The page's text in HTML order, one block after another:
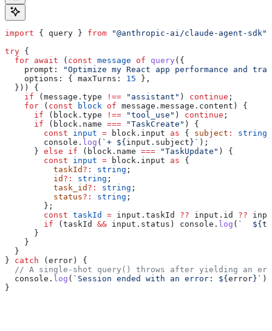
import { query } from "@anthropic-ai/claude-agent-sdk"
try {
  for
await ( const message of query ({
    prompt:
"Optimize my React app performance and
    options:
{ maxTurns: 15 },
  })) {
    if
(message . type !== "assistant" ) continue ;
    for
( const block of message . message . content ) {
      if
( block . type !== "tool_use" ) continue ;
      if
( block . name === "TaskCreate" ) {
        const
input = block . input as { subject : string
        console
. log ( `+ ${input . subject} ` );
      }
else if ( block . name === "TaskUpdate" ) {
        const
input = block . input as {
          taskId
?: string ;
          id
?: string ;
          task_id
?: string ;
          status
?: string ;
        };
        const
taskId = input . taskId ?? input . id ??
        if
(taskId && input . status ) console . log ( ` ${
      }
    }
  }
} catch (error) {
// A single-shot query() throws after yielding an
  console
. log ( `Session ended with an error: ${error} ` );
}